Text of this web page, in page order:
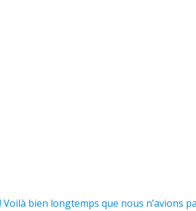
bien longtemps que nous n’avions